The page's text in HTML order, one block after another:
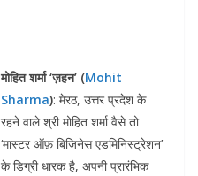
A
p
p
t Li
n
k
मोहित शर्मा ‘ज़हन’ (Mohit
Sharma): मेरठ, उत्तर प्रदेश के
रहने वाले श्री मोहित शर्मा वैसे तो
‘मास्टर ऑफ़ बिजिनेस एडमिनिस्ट्रेशन’
के डिग्री धारक है, अपनी प्रारंभिक